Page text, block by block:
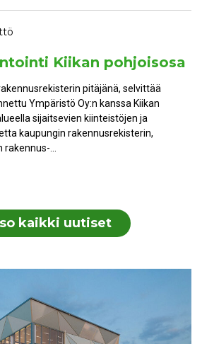
Kiikan pohjoisosa
pitäjänä, selvittää
Ympäristö Oy:n kanssa Kiikan
sijaitsevien kiinteistöjen ja
kaupungin rakennusrekisterin,
…
kaikki uutiset